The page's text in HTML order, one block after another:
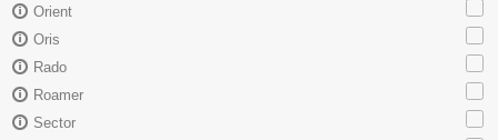
Orient
Oris
Rado
Roamer
Sector